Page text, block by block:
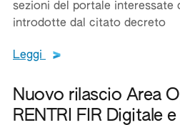
sezioni del portale interessate
introdotte dal citato decreto
Leggi Leggi tutto il testo del
Nuovo rilascio Area
RENTRI FIR Digitale e